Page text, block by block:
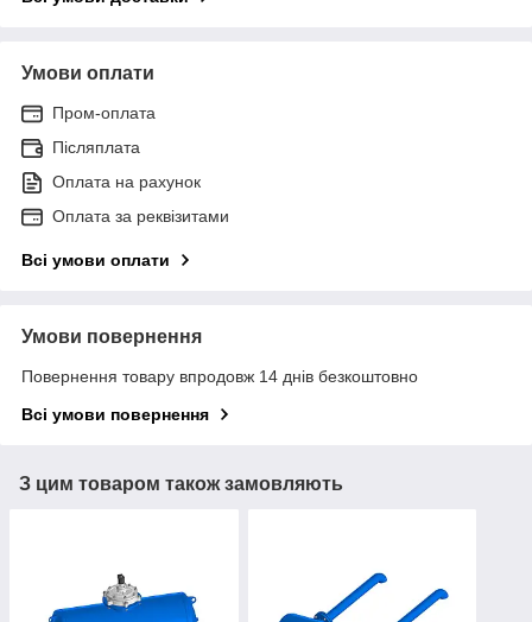
Умови оплати
Пром-оплата
Післяплата
Оплата на рахунок
Оплата за реквізитами
Всі умови оплати
Умови повернення
Повернення товару впродовж 14 днів безкоштовно
Всі умови повернення
З цим товаром також замовляють